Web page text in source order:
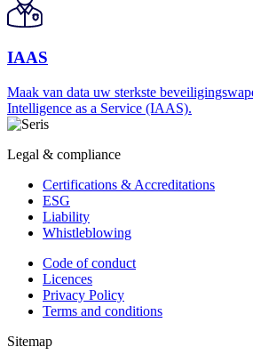
IAAS
Maak van data uw sterkste
Intelligence as a Service (IAAS).
Legal & compliance
Certifications & Accreditations
ESG
Liability
Whistleblowing
Code of conduct
Licences
Privacy Policy
Terms and conditions
Sitemap